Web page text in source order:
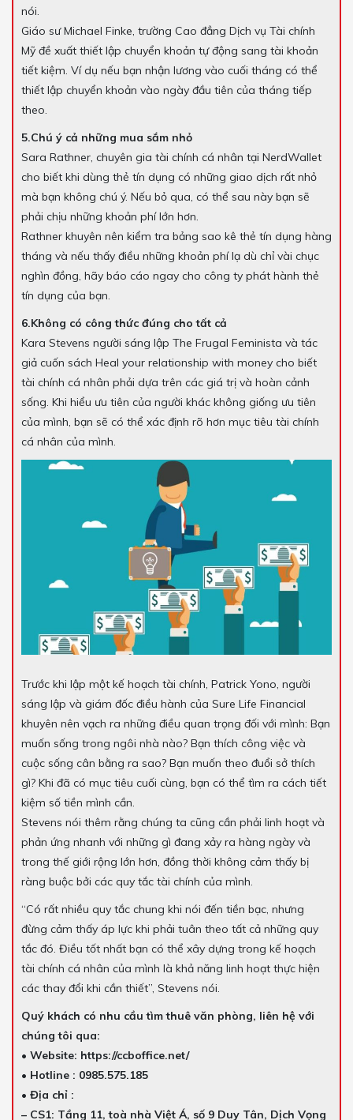
nói.
Giáo sư Michael Finke, trường Cao đẳng Dịch vụ Tài chính
Mỹ đề xuất thiết lập chuyển khoản tự động sang tài khoản
tiết kiệm. Ví dụ nếu bạn nhận lương vào cuối tháng có thể
thiết lập chuyển khoản vào ngày đầu tiên của tháng tiếp
theo.
5.Chú ý cả những mua sắm nhỏ
Sara Rathner, chuyên gia tài chính cá nhân tại NerdWallet
cho biết khi dùng thẻ tín dụng có những giao dịch rất nhỏ
mà bạn không chú ý. Nếu bỏ qua, có thể sau này bạn sẽ
phải chịu những khoản phí lớn hơn.
Rathner khuyên nên kiểm tra bảng sao kê thẻ tín dụng hàng
tháng và nếu thấy điều những khoản phí lạ dù chỉ vài chục
nghìn đồng, hãy báo cáo ngay cho công ty phát hành thẻ
tín dụng của bạn.
6.Không có công thức đúng cho tất cả
Kara Stevens người sáng lập The Frugal Feminista và tác
giả cuốn sách Heal your relationship with money cho biết
tài chính cá nhân phải dựa trên các giá trị và hoàn cảnh
sống. Khi hiểu ưu tiên của người khác không giống ưu tiên
của mình, bạn sẽ có thể xác định rõ hơn mục tiêu tài chính
cá nhân của mình.
Trước khi lập một kế hoạch tài chính, Patrick Yono, người
sáng lập và giám đốc điều hành của Sure Life Financial
khuyên nên vạch ra những điều quan trọng đối với mình: Bạn
muốn sống trong ngôi nhà nào? Bạn thích công việc và
cuộc sống cân bằng ra sao? Bạn muốn theo đuổi sở thích
gì? Khi đã có mục tiêu cuối cùng, bạn có thể tìm ra cách tiết
kiệm số tiền mình cần.
Stevens nói thêm rằng chúng ta cũng cần phải linh hoạt và
phản ứng nhanh với những gì đang xảy ra hàng ngày và
trong thế giới rộng lớn hơn, đồng thời không cảm thấy bị
ràng buộc bởi các quy tắc tài chính của mình.
“Có rất nhiều quy tắc chung khi nói đến tiền bạc, nhưng
đừng cảm thấy áp lực khi phải tuân theo tất cả những quy
tắc đó. Điều tốt nhất bạn có thể xây dựng trong kế hoạch
tài chính cá nhân của mình là khả năng linh hoạt thực hiện
các thay đổi khi cần thiết”, Stevens nói.
Quý khách có nhu cầu tìm thuê văn phòng, liên hệ với
chúng tôi qua:
• Website: https://ccboffice.net/
• Hotline : 0985.575.185
• Địa chỉ :
– CS1: Tầng 11, toà nhà Việt Á, số 9 Duy Tân, Dịch Vọng